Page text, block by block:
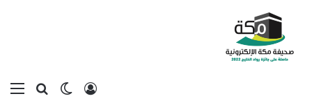
بحثالوضع
تسجيل الدخول